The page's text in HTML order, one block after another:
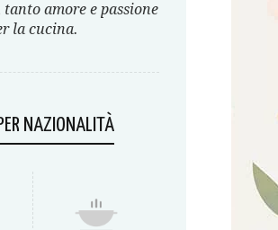
amore e passione
la cucina.
NAZIONALITÀ